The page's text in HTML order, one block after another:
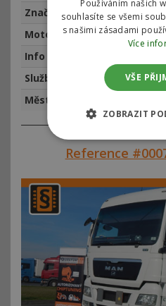
Značka
MAN
Motor
MAN TGX 440
Info
Služba
Chiptuning
Město
Reference
Používáním našich
souhlasíte se všemi
s našimi zásadami
Více
VŠE
ZOBRAZIT